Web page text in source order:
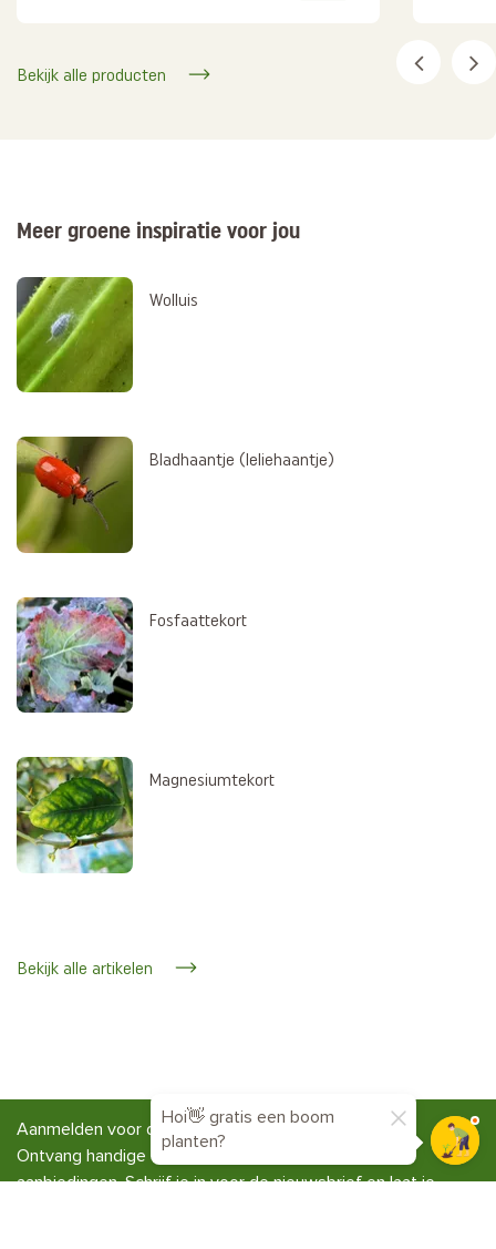
Bekijk alle producten
Meer groene inspiratie voor jou
Wolluis
Bladhaantje (leliehaantje)
Fosfaattekort
Magnesiumtekort
Bekijk alle artikelen
Aanmelden voor de nieuwsbrief
Ontvang handige tuintips, inspiratie en exclusieve
aanbiedingen. Schrijf je in voor de nieuwsbrief en laat je
Hoi👋 gratis een boom
planten?